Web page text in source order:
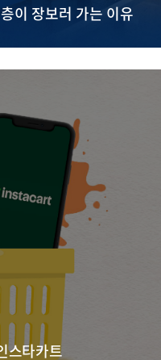
이 장보러 가는 이유
스타카트